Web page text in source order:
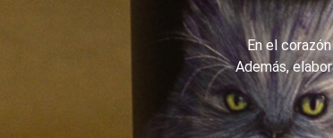
En el
Además,